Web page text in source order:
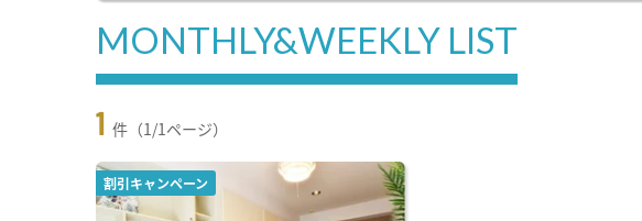
MONTHLY&WEEKLY LIST
1 件（1/1ページ）
割引キャンペーン